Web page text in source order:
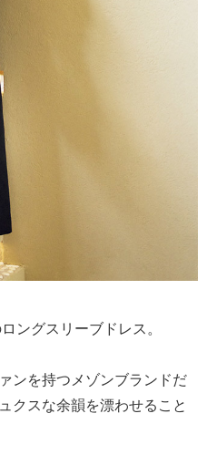
ングスリーブドレス。
ンを持つメゾンブランドだ
クスな余韻を漂わせること